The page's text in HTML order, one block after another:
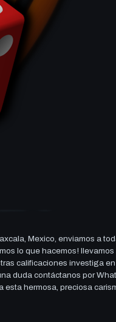
Mexico, enviamos a
lo que hacemos!
calificaciones investiga
duda contáctanos por
esta hermosa, preciosa